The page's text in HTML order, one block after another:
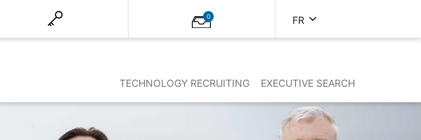
0 FR
TECHNOLOGY RECRUITING EXECUTIVE SEARCH